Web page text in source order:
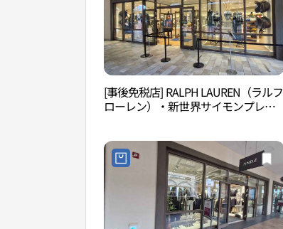
[事後免税店] RALPH LAUREN（ラルフ
ローレン）・新世界サイモンプレミ
아울렛 시흥점)